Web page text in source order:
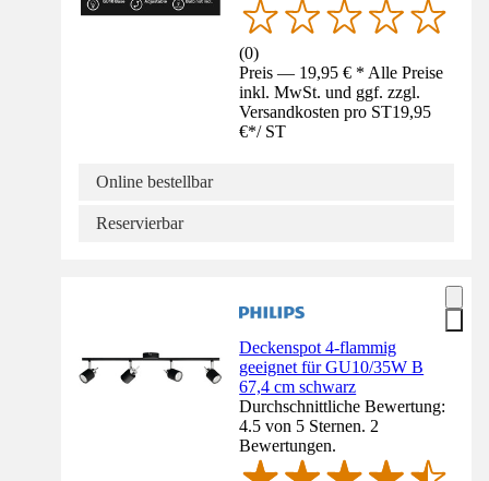
(0)
Preis — 19,95 € * Alle Preise
inkl. MwSt. und ggf. zzgl.
Versandkosten pro ST19,95
€*/ ST
Online bestellbar
Reservierbar
Deckenspot 4-flammig
geeignet für GU10/35W B
67,4 cm schwarz
Durchschnittliche Bewertung:
4.5 von 5 Sternen. 2
Bewertungen.